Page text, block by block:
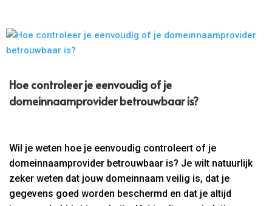
Hoe controleer je eenvoudig of je
domeinnaamprovider betrouwbaar is?
Wil je weten hoe je eenvoudig controleert of je
domeinnaamprovider betrouwbaar is? Je wilt natuurlijk
zeker weten dat jouw domeinnaam veilig is, dat je
gegevens goed worden beschermd en dat je altijd